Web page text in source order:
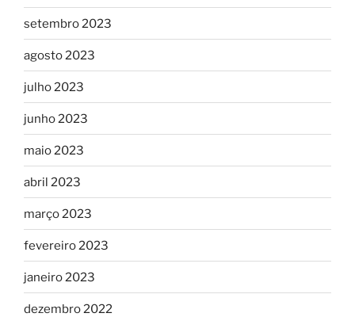
setembro 2023
agosto 2023
julho 2023
junho 2023
maio 2023
abril 2023
março 2023
fevereiro 2023
janeiro 2023
dezembro 2022